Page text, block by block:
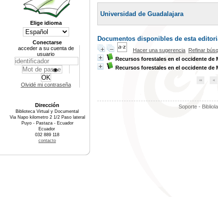
Universidad de Guadalajara
Documentos disponibles de esta
Hacer una sugerencia Refinar
Recursos forestales en el occidente de
Recursos forestales en el occidente de
Soporte -
Elige idioma
Conectarse
acceder a su cuenta de
usuario
Olvidé mi contraseña
Dirección
Biblioteca Virtual y Documental
Via Napo kilometro 2 1/2 Paso lateral
Puyo - Pastaza - Ecuador
Ecuador
032 889 118
contacto